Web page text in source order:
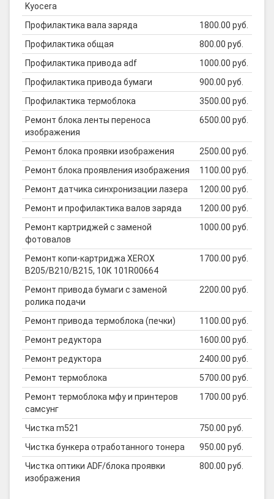
Kyocera
Профилактика вала заряда
1800.00 руб.
Профилактика общая
800.00 руб.
Профилактика привода adf
1000.00 руб.
Профилактика привода бумаги
900.00 руб.
Профилактика термоблока
3500.00 руб.
Ремонт блока ленты переноса
изображения
6500.00 руб.
Ремонт блока проявки изображения
2500.00 руб.
Ремонт блока проявления изображения
1100.00 руб.
Ремонт датчика синхронизации лазера
1200.00 руб.
Ремонт и профилактика валов заряда
1200.00 руб.
Ремонт картриджей с заменой
фотовалов
1000.00 руб.
Ремонт копи-картриджа XEROX
B205/B210/B215, 10К 101R00664
1700.00 руб.
Ремонт привода бумаги с заменой
ролика подачи
2200.00 руб.
Ремонт привода термоблока (печки)
1100.00 руб.
Ремонт редуктора
1600.00 руб.
Ремонт редуктора
2400.00 руб.
Ремонт термоблока
5700.00 руб.
Ремонт термоблока мфу и принтеров
самсунг
1700.00 руб.
Чистка m521
750.00 руб.
Чистка бункера отработанного тонера
950.00 руб.
Чистка оптики ADF/блока проявки
изображения
800.00 руб.